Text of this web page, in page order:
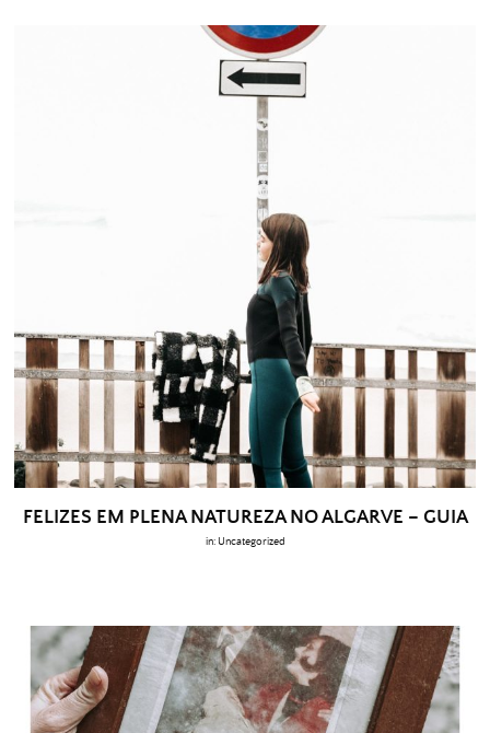
FELIZES EM PLENA NATUREZA NO ALGARVE – GUIA
in: Uncategorized